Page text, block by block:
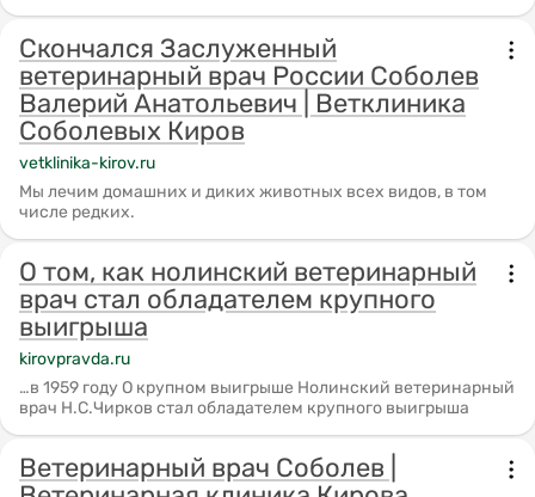
Скончался Заслуженный
ветеринарный врач России Соболев
Валерий Анатольевич | Ветклиника
Соболевых Киров
vetklinika-kirov.ru
Мы лечим домашних и диких животных всех видов, в том
числе редких.
О том, как нолинский ветеринарный
врач стал обладателем крупного
выигрыша
kirovpravda.ru
…в 1959 году О крупном выигрыше Нолинский ветеринарный
врач Н.С.Чирков стал обладателем крупного выигрыша
Ветеринарный врач Соболев |